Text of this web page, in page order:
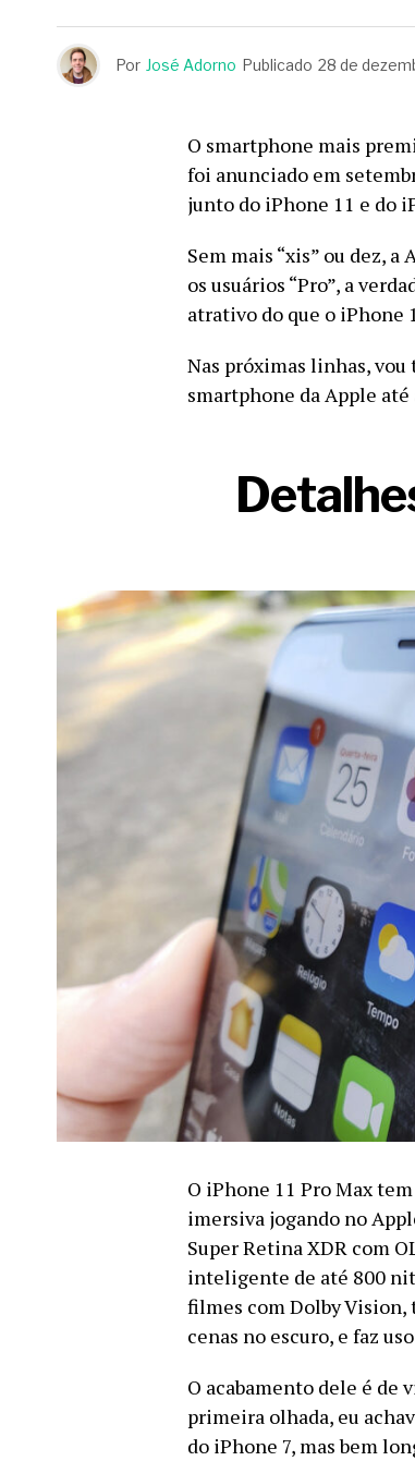
Por José Adorno Publicado 28 de
O smartphone mais
foi anunciado em
junto do iPhone 11 e do
Sem mais “xis” ou dez,
os usuários “Pro”, a
atrativo do que o iPhone
Nas próximas linhas,
smartphone da Apple até
O iPhone 11 Pro Max
imersiva jogando no
Super Retina XDR com
inteligente de até 800
filmes com Dolby Vision,
cenas no escuro, e faz
O acabamento dele é de
primeira olhada, eu
do iPhone 7, mas bem